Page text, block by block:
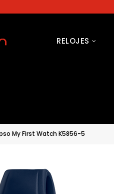
RELOJES
My First Watch K5856-5